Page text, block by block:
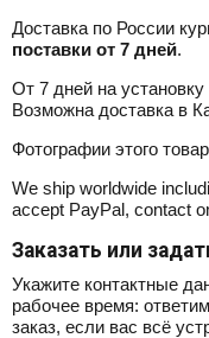
Доставка по России
поставки от 7 дней.
От 7 дней на
Возможна доставка в
Фотографии этого
We ship worldwide
accept PayPal, contact
Заказать или
Укажите контактные
рабочее время:
заказ, если вас всё